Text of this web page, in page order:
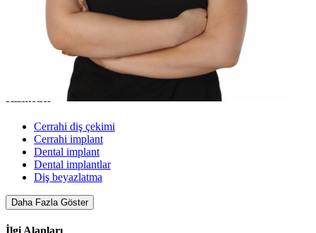
Açıklama
Diş Hekimi Ecem Gümüş Diş Kliniğinde danışanlarına hizmet
Daha Fazla Göster
Cerrahi diş çekimi
Cerrahi implant
Dental implant
Dental implantlar
Diş beyazlatma
Daha Fazla Göster
İlgi Alanları